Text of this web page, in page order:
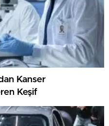
Kanser
Keşif